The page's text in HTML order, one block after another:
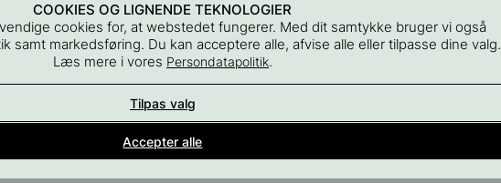
for alle rum i hjemmet
En del af Beslag Design AB
COOKIES OG LIGNENDE TEKNOLOGIER
cookies for, at webstedet fungerer. Med dit samtykke bruger vi også
samt markedsføring. Du kan acceptere alle, afvise alle eller tilpasse dine valg.
Læs mere i vores Persondatapolitik.
Tilpas valg
Accepter alle